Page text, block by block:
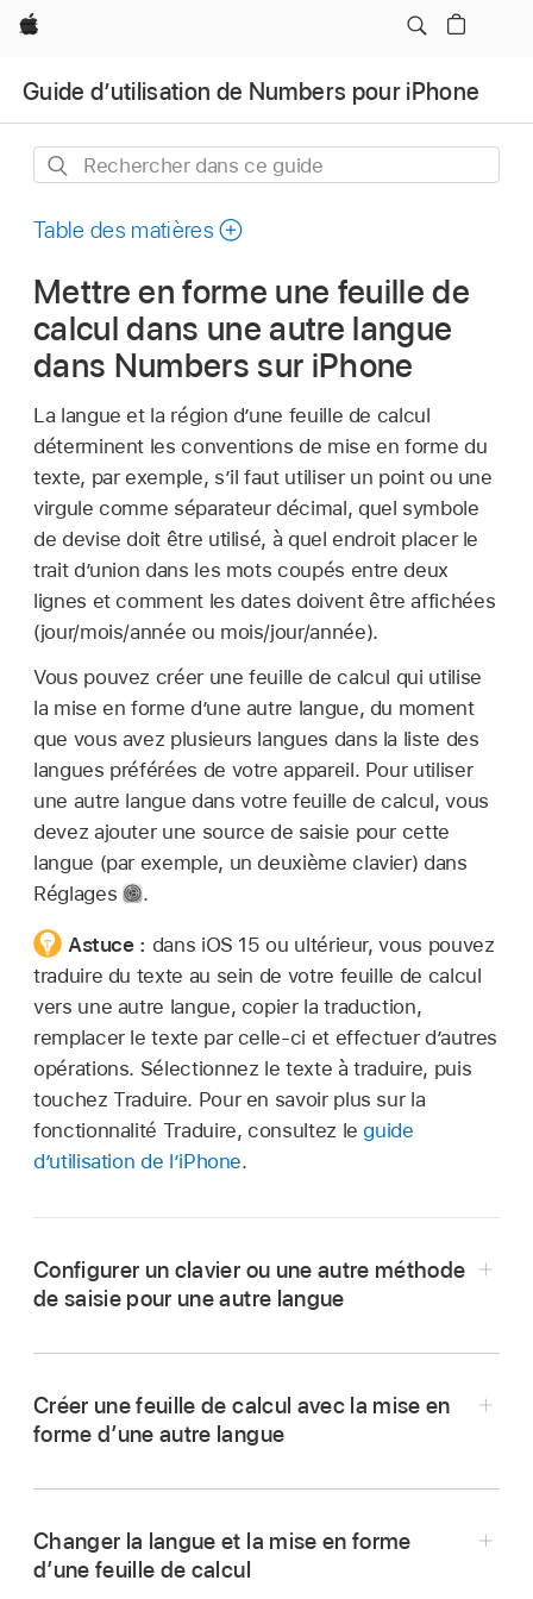
Apple
Guide d’utilisation de Numbers pour iPhone
Rechercher
ce
Table des matières
Mettre en forme une feuille de
calcul dans une autre langue
dans Numbers sur iPhone
La langue et la région d’une feuille de calcul
déterminent les conventions de mise en forme du
texte, par exemple, s’il faut utiliser un point ou une
virgule comme séparateur décimal, quel symbole
de devise doit être utilisé, à quel endroit placer le
trait d’union dans les mots coupés entre deux
lignes et comment les dates doivent être affichées
(jour/mois/année ou mois/jour/année).
Vous pouvez créer une feuille de calcul qui utilise
la mise en forme d’une autre langue, du moment
que vous avez plusieurs langues dans la liste des
langues préférées de votre appareil. Pour utiliser
une autre langue dans votre feuille de calcul, vous
devez ajouter une source de saisie pour cette
langue (par exemple, un deuxième clavier) dans
Réglages
.
Astuce : dans iOS 15 ou ultérieur, vous pouvez
traduire du texte au sein de votre feuille de calcul
vers une autre langue, copier la traduction,
remplacer le texte par celle-ci et effectuer d’autres
opérations. Sélectionnez le texte à traduire, puis
touchez Traduire. Pour en savoir plus sur la
fonctionnalité Traduire, consultez leguide
d’utilisation de l’iPhone.
Configurer un clavier ou une autre méthode
de saisie pour une autre langue
Accédez à l’app Réglages
Créer une feuille de calcul avec la mise en
forme d’une autre langue
Changer la langue et la mise en forme
d’une feuille de calcul